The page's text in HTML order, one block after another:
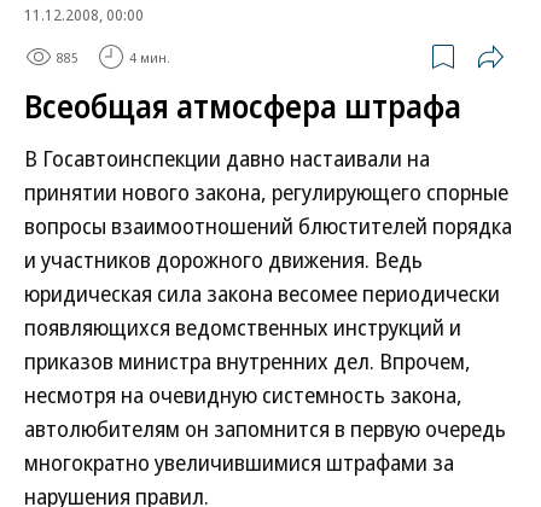
11.12.2008, 00:00
885 4 мин.
Всеобщая атмосфера штрафа
В Госавтоинспекции давно настаивали на
принятии нового закона, регулирующего спорные
вопросы взаимоотношений блюстителей порядка
и участников дорожного движения. Ведь
юридическая сила закона весомее периодически
появляющихся ведомственных инструкций и
приказов министра внутренних дел. Впрочем,
несмотря на очевидную системность закона,
автолюбителям он запомнится в первую очередь
многократно увеличившимися штрафами за
нарушения правил.